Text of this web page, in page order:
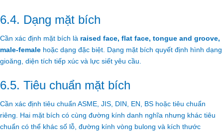
6.4. Dạng mặt bích
Cần xác định mặt bích là raised face, flat face, tongue and groove,
male-female hoặc dạng đặc biệt. Dạng mặt bích quyết định hình dạng
gioăng, diện tích tiếp xúc và lực siết yêu cầu.
6.5. Tiêu chuẩn mặt bích
Cần xác định tiêu chuẩn ASME, JIS, DIN, EN, BS hoặc tiêu chuẩn
riêng. Hai mặt bích có cùng đường kính danh nghĩa nhưng khác tiêu
chuẩn có thể khác số lỗ, đường kính vòng bulong và kích thước